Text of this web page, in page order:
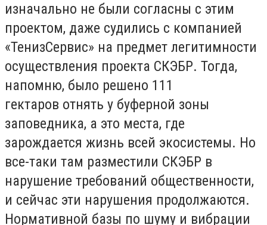
изначально не были согласны с этим
проектом, даже судились с компанией
«ТенизСервис» на предмет легитимности
осуществления проекта СКЭБР. Тогда,
напомню, было решено 111
гектаров отнять у буферной зоны
заповедника, а это места, где
зарождается жизнь всей экосистемы. Но
все-таки там разместили СКЭБР в
нарушение требований общественности,
и сейчас эти нарушения продолжаются.
Нормативной базы по шуму и вибрации